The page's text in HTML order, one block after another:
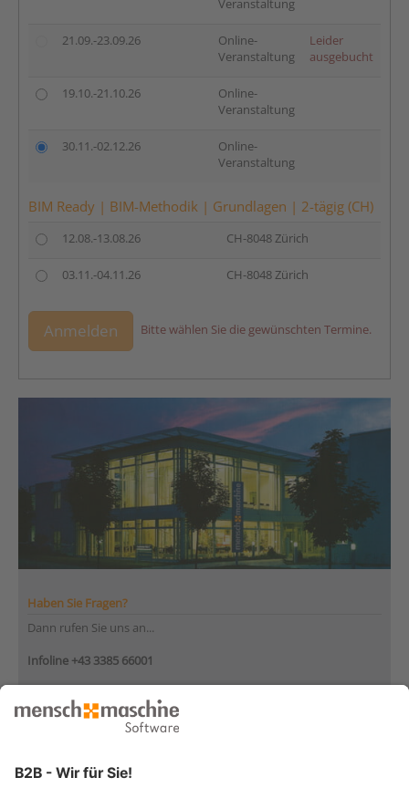
Veranstaltung
21.09.-23.09.26
Online-
Veranstaltung
Leider
ausgebucht
19.10.-21.10.26
Online-
Veranstaltung
30.11.-02.12.26
Online-
Veranstaltung
BIM Ready | BIM-Methodik | Grundlagen | 2-tägig (CH)
12.08.-13.08.26 CH-8048 Zürich
03.11.-04.11.26 CH-8048 Zürich
Anmelden Bitte wählen Sie die gewünschten Termine.
Haben Sie Fragen?
Dann rufen Sie uns an...
Infoline +43 3385 66001
von 08:30 bis 12:00 Uhr
und 12:30 bis 17:00 Uhr
von 08:30 bis 12:30 Uhr